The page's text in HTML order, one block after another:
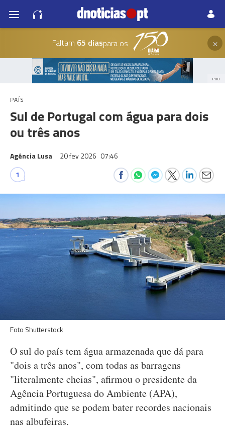
Faltam 65 diaspara os ×
PUB
PAÍS
Sul de Portugal com água para dois
ou três anos
Agência Lusa 20 fev 2026 07:46
1
Foto Shutterstock
O sul do país tem água armazenada que dá para
"dois a três anos", com todas as barragens
"literalmente cheias", afirmou o presidente da
Agência Portuguesa do Ambiente (APA),
admitindo que se podem bater recordes nacionais
nas albufeiras.